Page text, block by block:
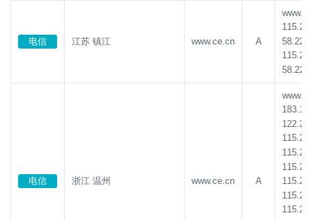
电信 江苏 镇江 www.ce.cn A
电信 浙江 温州 www.ce.cn A